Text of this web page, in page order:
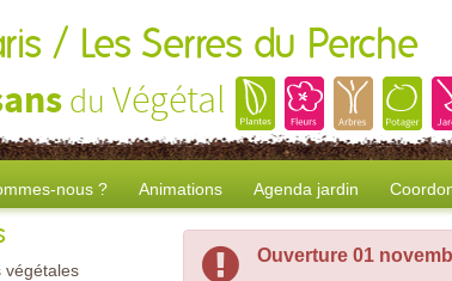
/ Les Serres du Perche
du Végétal
nous ? Animations Agenda jardin
végétales
Ouverture 01